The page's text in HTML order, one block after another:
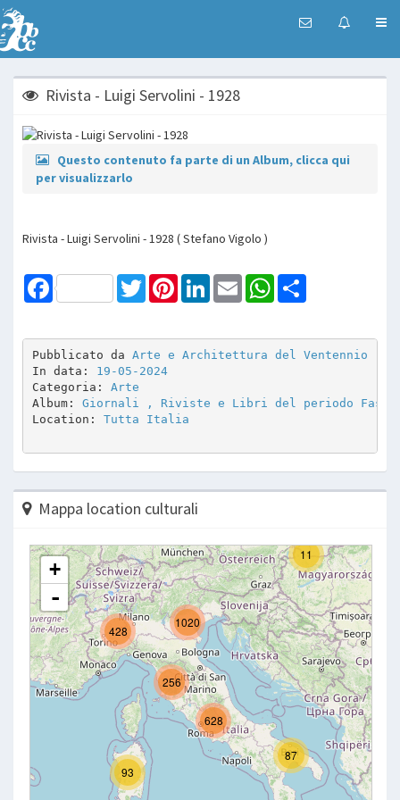
Rivista - Luigi Servolini - 1928
Questo contenuto fa parte di un Album, clicca qui
per visualizzarlo
Rivista - Luigi Servolini - 1928 ( Stefano Vigolo )
Facebook TwitterPinterestLinkedInEmail WhatsApp
Pubblicato da Arte e Architettura del Ventennio
In data: 19-05-2024
Categoria: Arte
Album: Giornali , Riviste e Libri del periodo
Location: Tutta Italia
Mappa location culturali